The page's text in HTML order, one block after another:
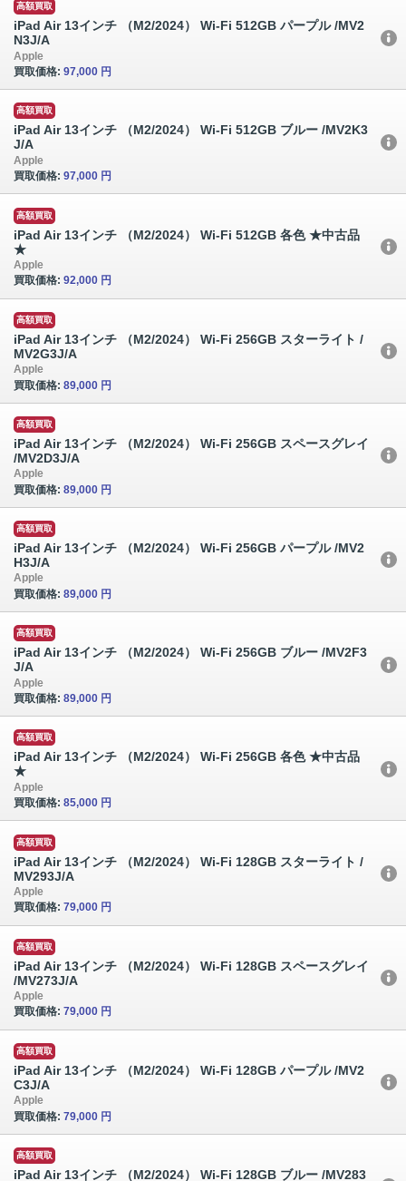
高額買取
iPad Air 13インチ （M2/2024） Wi-Fi 512GB パープル /MV2
N3J/A
Apple
買取価格: 97,000 円
高額買取
iPad Air 13インチ （M2/2024） Wi-Fi 512GB ブルー /MV2K3
J/A
Apple
買取価格: 97,000 円
高額買取
iPad Air 13インチ （M2/2024） Wi-Fi 512GB 各色 ★中古品
★
Apple
買取価格: 92,000 円
高額買取
iPad Air 13インチ （M2/2024） Wi-Fi 256GB スターライト /
MV2G3J/A
Apple
買取価格: 89,000 円
高額買取
iPad Air 13インチ （M2/2024） Wi-Fi 256GB スペースグレイ
/MV2D3J/A
Apple
買取価格: 89,000 円
高額買取
iPad Air 13インチ （M2/2024） Wi-Fi 256GB パープル /MV2
H3J/A
Apple
買取価格: 89,000 円
高額買取
iPad Air 13インチ （M2/2024） Wi-Fi 256GB ブルー /MV2F3
J/A
Apple
買取価格: 89,000 円
高額買取
iPad Air 13インチ （M2/2024） Wi-Fi 256GB 各色 ★中古品
★
Apple
買取価格: 85,000 円
高額買取
iPad Air 13インチ （M2/2024） Wi-Fi 128GB スターライト /
MV293J/A
Apple
買取価格: 79,000 円
高額買取
iPad Air 13インチ （M2/2024） Wi-Fi 128GB スペースグレイ
/MV273J/A
Apple
買取価格: 79,000 円
高額買取
iPad Air 13インチ （M2/2024） Wi-Fi 128GB パープル /MV2
C3J/A
Apple
買取価格: 79,000 円
高額買取
iPad Air 13インチ （M2/2024） Wi-Fi 128GB ブルー /MV283